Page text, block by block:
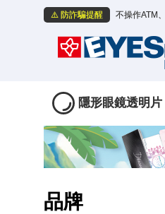
⚠️ 防詐騙提醒 不操作ATM
隱形眼鏡透明片
品牌